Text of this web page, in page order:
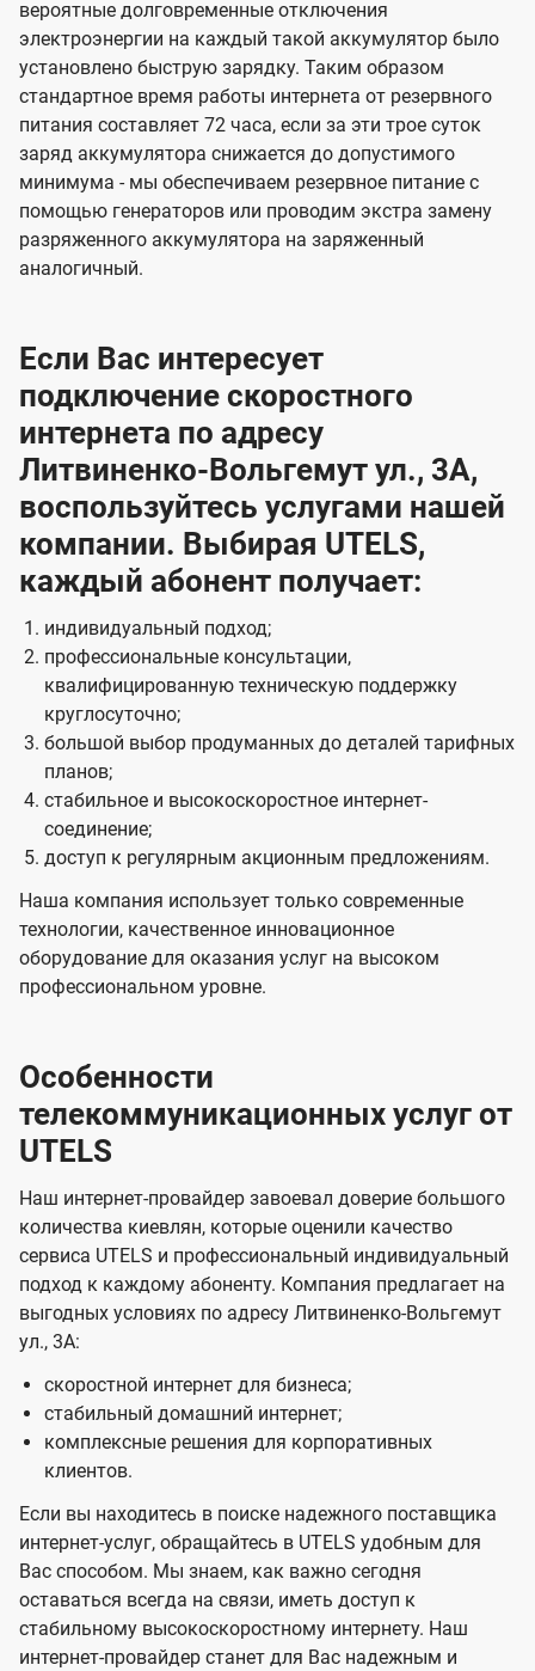
вероятные долговременные отключения
электроэнергии на каждый такой аккумулятор было
установлено быструю зарядку. Таким образом
стандартное время работы интернета от резервного
питания составляет 72 часа, если за эти трое суток
заряд аккумулятора снижается до допустимого
минимума - мы обеспечиваем резервное питание с
помощью генераторов или проводим экстра замену
разряженного аккумулятора на заряженный
аналогичный.
Если Вас интересует
подключение скоростного
интернета по адресу
Литвиненко-Вольгемут ул., 3А,
воспользуйтесь услугами нашей
компании. Выбирая UTELS,
каждый абонент получает:
индивидуальный подход;
профессиональные консультации,
квалифицированную техническую поддержку
круглосуточно;
большой выбор продуманных до деталей тарифных
планов;
стабильное и высокоскоростное интернет-
соединение;
доступ к регулярным акционным предложениям.
Наша компания использует только современные
технологии, качественное инновационное
оборудование для оказания услуг на высоком
профессиональном уровне.
Особенности
телекоммуникационных услуг от
UTELS
Наш интернет-провайдер завоевал доверие большого
количества киевлян, которые оценили качество
сервиса UTELS и профессиональный индивидуальный
подход к каждому абоненту. Компания предлагает на
выгодных условиях по адресу Литвиненко-Вольгемут
ул., 3А:
скоростной интернет для бизнеса;
стабильный домашний интернет;
комплексные решения для корпоративных
клиентов.
Если вы находитесь в поиске надежного поставщика
интернет-услуг, обращайтесь в UTELS удобным для
Вас способом. Мы знаем, как важно сегодня
оставаться всегда на связи, иметь доступ к
стабильному высокоскоростному интернету. Наш
интернет-провайдер станет для Вас надежным и